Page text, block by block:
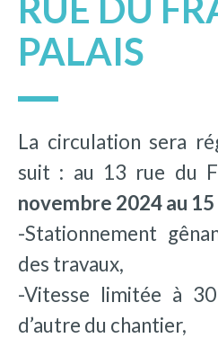
RUE DU
PALAIS
La circulation sera
suit : au 13 rue du
novembre 2024 au
-Stationnement
des travaux,
-Vitesse limitée à
d’autre du chantier,